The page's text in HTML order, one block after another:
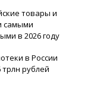
товары и
самыми
в 2026 году
в России
трлн рублей